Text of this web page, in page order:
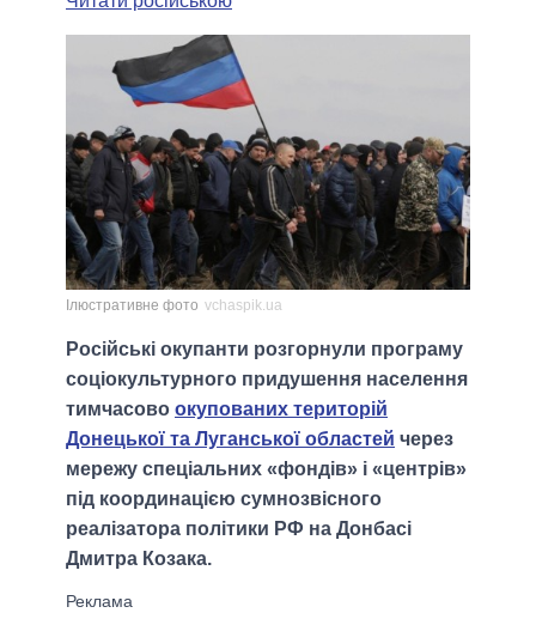
Ілюстративне фото vchaspik.ua
Російські окупанти розгорнули програму
соціокультурного придушення населення
тимчасово окупованих територій
Донецької та Луганської областей через
мережу спеціальних «фондів» і «центрів»
під координацією сумнозвісного
реалізатора політики РФ на Донбасі
Дмитра Козака.